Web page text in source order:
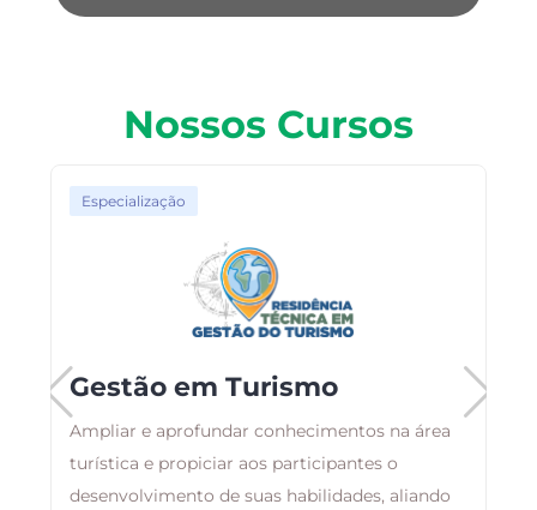
Nossos Cursos
Especialização
Gestão em Turismo
Ampliar e aprofundar conhecimentos na área
turística e propiciar aos participantes o
desenvolvimento de suas habilidades, aliando